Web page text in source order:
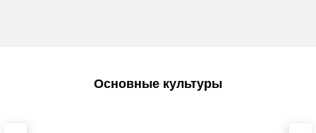
Основные культуры